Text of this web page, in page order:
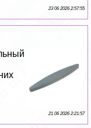
23 06 2026 2:57:55
21 06 2026 2:21:57